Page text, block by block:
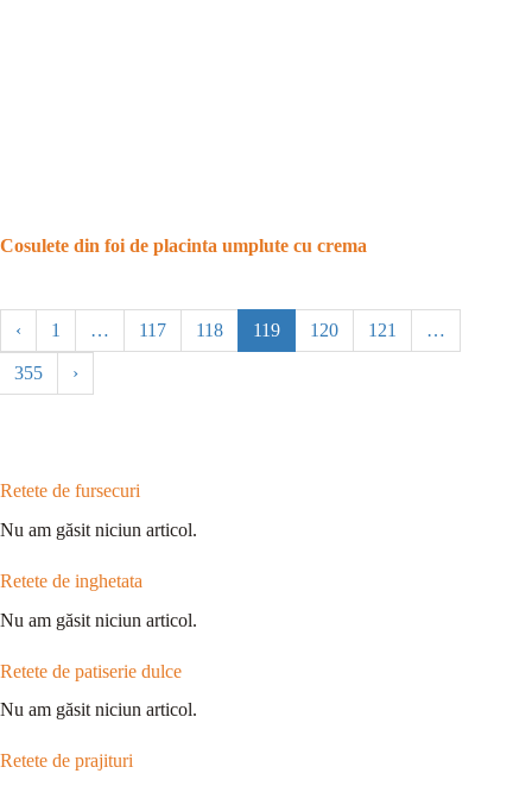
Cosulete din foi de placinta umplute cu crema
‹ 1 … 117 118 119 120 121 …
355 ›
Retete de fursecuri
Nu am găsit niciun articol.
Retete de inghetata
Nu am găsit niciun articol.
Retete de patiserie dulce
Nu am găsit niciun articol.
Retete de prajituri